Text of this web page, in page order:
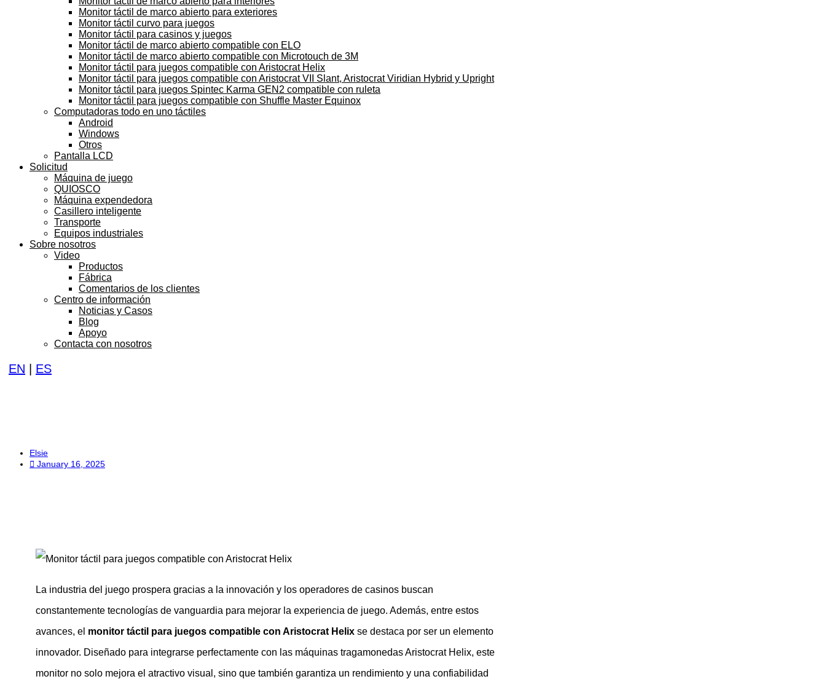
Monitor táctil de marco abierto para exteriores
Monitor táctil curvo para juegos
Monitor táctil para casinos y juegos
Monitor táctil de marco abierto compatible con ELO
Monitor táctil de marco abierto compatible con Microtouch de 3M
Monitor táctil para juegos compatible con Aristocrat Helix
Monitor táctil para juegos compatible con Aristocrat VII Slant, Aristocrat Viridian Hybrid y Upright
Monitor táctil para juegos Spintec Karma GEN2 compatible con ruleta
Monitor táctil para juegos compatible con Shuffle Master Equinox
Computadoras todo en uno táctiles
Android
Windows
Otros
Pantalla LCD
Solicitud
Máquina de juego
QUIOSCO
Máquina expendedora
Casillero inteligente
Transporte
Equipos industriales
Sobre nosotros
Video
Productos
Fábrica
Comentarios de los clientes
Centro de información
Noticias y Casos
Blog
Apoyo
Contacta con nosotros
EN ES
Elsie
January 16, 2025
La industria del juego prospera gracias a la innovación y los operadores de casinos buscan
constantemente tecnologías de vanguardia para mejorar la experiencia de juego. Además, entre estos
avances, el monitor táctil para juegos compatible con Aristocrat Helix se destaca por ser un elemento
innovador. Diseñado para integrarse perfectamente con las máquinas tragamonedas Aristocrat Helix, este
monitor no solo mejora el atractivo visual, sino que también garantiza un rendimiento y una confiabilidad